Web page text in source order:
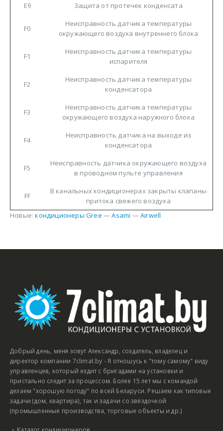
E9
Защита от протечек конденсата
F0
Неисправность датчика температуры
окружающего воздуха внутреннего блока
F1
Неисправность датчика температуры
испарителя
F2
Неисправность датчика температуры
конденсатора
F3
Неисправность датчика температуры
окружающего воздуха наружного блока
F4
Неисправность датчика на выходе из
конденсатора
F5
Неисправность датчика окружающего воздуха
в проводном пульте управления
FF
В канальных кондиционерах закрыты клапаны
притока свежего воздуха
Новые:кондиционеры Gree —Asami —Airwell
Добрый день, меня зовут Александр, создатель, владелец и
директор компании 7climat.by - Я отношусь к "тому самому" виду
управленцев, который ездит с бригадами на установки и
пристально следит за процессом. Более 15 лет мы с командой
делаем "хорошую погоду" по всей Беларуси. Решаем как типовые
задачи (дом, квартира), так и задачи со звёздочкой
(промышленные производства, торговые объекты и др.)